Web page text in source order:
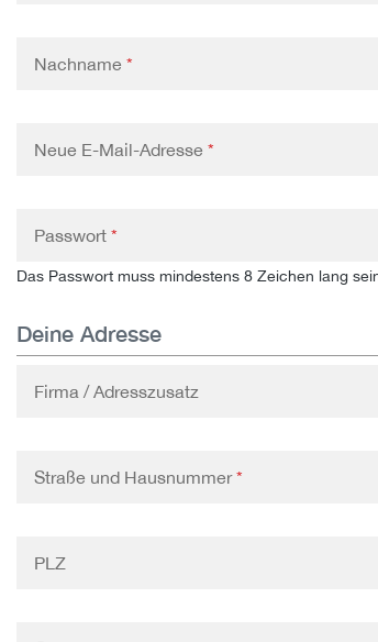
Nachname *
Neue E-Mail-Adresse *
Passwort *
Das Passwort muss mindestens 8 Zeichen lang
Deine Adresse
Firma / Adresszusatz
Straße und Hausnummer*
PLZ